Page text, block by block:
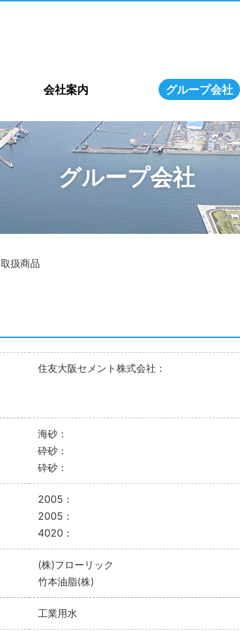
会社案内 グループ会社
グループ会社
取扱商品
住友大阪セメント株式会社：
海砂：
砕砂：
砕砂：
2005：
2005：
4020：
(株)フローリック
竹本油脂(株)
工業用水